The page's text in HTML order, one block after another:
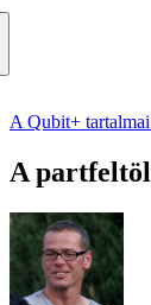
A Qubit+ tartalmai
A